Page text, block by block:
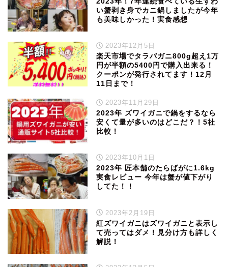
い蟹剥き身でカニ鍋しましたが今年
も美味しかった！実食感想
2023年12月5日
楽天市場でタラバガニ800g超え1万
円が半額の5400円で購入出来る！
クーポンが発行されてます！12月
11日まで！
2023年11月29日
2023年 ズワイガニで鍋をするなら
安くて量が多いのはどこだ？！5社
比較！
2023年10月1日
2023年 匠本舗のたらばがに1.6kg
実食レビュー 今年は蟹が値下がり
してた！！
2023年2月19日
紅ズワイガニはズワイガニと表示し
て売ってはダメ！見分け方も詳しく
解説！